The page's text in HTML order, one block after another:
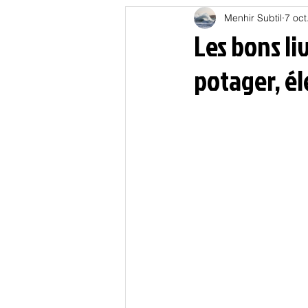
Education Energies
Oligarchie
Les bons
potager,
Menhir Subtil 7